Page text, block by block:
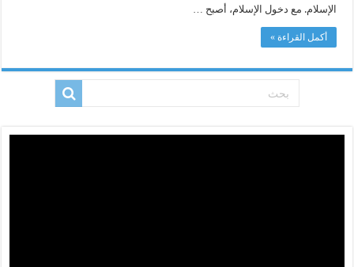
الإسلام. مع دخول الإسلام، أصبح …
أكمل القراءة »